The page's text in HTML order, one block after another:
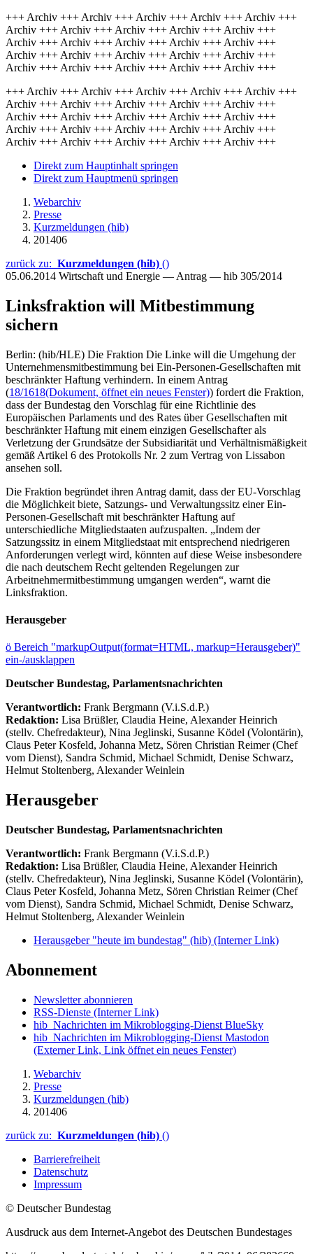
+++ Archiv +++ Archiv +++ Archiv +++ Archiv +++ Archiv +++
Archiv +++ Archiv +++ Archiv +++ Archiv +++ Archiv +++
Archiv +++ Archiv +++ Archiv +++ Archiv +++ Archiv +++
Archiv +++ Archiv +++ Archiv +++ Archiv +++ Archiv +++
Archiv +++ Archiv +++ Archiv +++ Archiv +++ Archiv +++
+++ Archiv +++ Archiv +++ Archiv +++ Archiv +++ Archiv +++
Archiv +++ Archiv +++ Archiv +++ Archiv +++ Archiv +++
Archiv +++ Archiv +++ Archiv +++ Archiv +++ Archiv +++
Archiv +++ Archiv +++ Archiv +++ Archiv +++ Archiv +++
Archiv +++ Archiv +++ Archiv +++ Archiv +++ Archiv +++
Direkt zum Hauptinhalt springen
Direkt zum Hauptmenü springen
Webarchiv
Presse
Kurzmeldungen (hib)
201406
zurück zu: Kurzmeldungen (hib) ()
05.06.2014 Wirtschaft und Energie — Antrag — hib 305/2014
Linksfraktion will Mitbestimmung
sichern
Berlin: (hib/HLE) Die Fraktion Die Linke will die Umgehung der
Unternehmensmitbestimmung bei Ein-Personen-Gesellschaften mit
beschränkter Haftung verhindern. In einem Antrag
(18/1618(Dokument, öffnet ein neues Fenster)) fordert die Fraktion,
dass der Bundestag den Vorschlag für eine Richtlinie des
Europäischen Parlaments und des Rates über Gesellschaften mit
beschränkter Haftung mit einem einzigen Gesellschafter als
Verletzung der Grundsätze der Subsidiarität und Verhältnismäßigkeit
gemäß Artikel 6 des Protokolls Nr. 2 zum Vertrag von Lissabon
ansehen soll.
Die Fraktion begründet ihren Antrag damit, dass der EU-Vorschlag
die Möglichkeit biete, Satzungs- und Verwaltungssitz einer Ein-
Personen-Gesellschaft mit beschränkter Haftung auf
unterschiedliche Mitgliedstaaten aufzuspalten. „Indem der
Satzungssitz in einem Mitgliedstaat mit entsprechend niedrigeren
Anforderungen verlegt wird, könnten auf diese Weise insbesondere
die nach deutschem Recht geltenden Regelungen zur
Arbeitnehmermitbestimmung umgangen werden“, warnt die
Linksfraktion.
Herausgeber
ö Bereich "markupOutput(format=HTML, markup=Herausgeber)"
ein-/ausklappen
Deutscher Bundestag, Parlamentsnachrichten
Verantwortlich: Frank Bergmann (V.i.S.d.P.)
Redaktion: Lisa Brüßler, Claudia Heine, Alexander Heinrich
(stellv. Chefredakteur), Nina Jeglinski, Susanne Ködel (Volontärin),
Claus Peter Kosfeld, Johanna Metz, Sören Christian Reimer (Chef
vom Dienst), Sandra Schmid, Michael Schmidt, Denise Schwarz,
Helmut Stoltenberg, Alexander Weinlein
Herausgeber
Deutscher Bundestag, Parlamentsnachrichten
Verantwortlich: Frank Bergmann (V.i.S.d.P.)
Redaktion: Lisa Brüßler, Claudia Heine, Alexander Heinrich
(stellv. Chefredakteur), Nina Jeglinski, Susanne Ködel (Volontärin),
Claus Peter Kosfeld, Johanna Metz, Sören Christian Reimer (Chef
vom Dienst), Sandra Schmid, Michael Schmidt, Denise Schwarz,
Helmut Stoltenberg, Alexander Weinlein
Herausgeber "heute im bundestag" (hib) (Interner Link)
Abonnement
Newsletter abonnieren
RSS-Dienste (Interner Link)
hib_Nachrichten im Mikroblogging-Dienst BlueSky
hib_Nachrichten im Mikroblogging-Dienst Mastodon
(Externer Link, Link öffnet ein neues Fenster)
Webarchiv
Presse
Kurzmeldungen (hib)
201406
zurück zu: Kurzmeldungen (hib) ()
Barrierefreiheit
Datenschutz
Impressum
© Deutscher Bundestag
Ausdruck aus dem Internet-Angebot des Deutschen Bundestages